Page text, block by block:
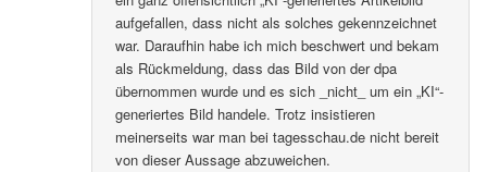
aufgefallen, dass nicht als solches gekennzeichnet
war. Daraufhin habe ich mich beschwert und bekam
als Rückmeldung, dass das Bild von der dpa
übernommen wurde und es sich _nicht_ um ein „KI“-
generiertes Bild handele. Trotz insistieren
meinerseits war man bei tagesschau.de nicht bereit
von dieser Aussage abzuweichen.